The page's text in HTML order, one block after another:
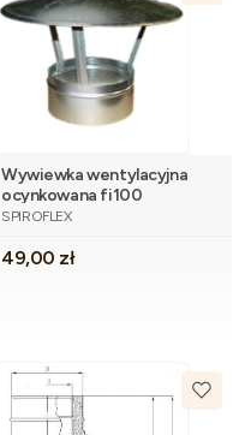
Wywiewka wentylacyjna
ocynkowana fi100
PRODUCENT
SPIROFLEX
Cena
49,00 zł